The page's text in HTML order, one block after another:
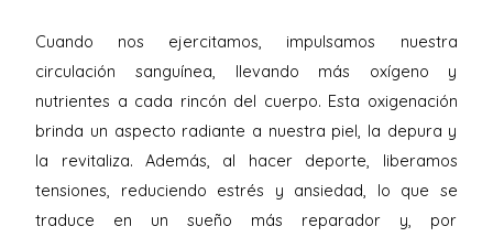
Cuando nos ejercitamos, impulsamos nuestra
circulación sanguínea, llevando más oxígeno y
nutrientes a cada rincón del cuerpo. Esta oxigenación
brinda un aspecto radiante a nuestra piel, la depura y
la revitaliza. Además, al hacer deporte, liberamos
tensiones, reduciendo estrés y ansiedad, lo que se
traduce en un sueño más reparador y, por